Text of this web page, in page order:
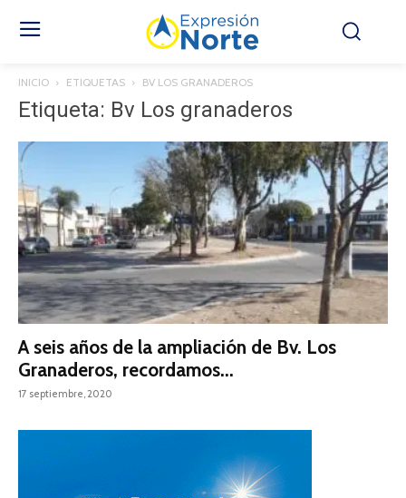
INICIO ETIQUETAS BV LOS GRANADEROS
Etiqueta: Bv Los granaderos
A seis años de la ampliación de Bv. Los
Granaderos, recordamos...
17 septiembre, 2020